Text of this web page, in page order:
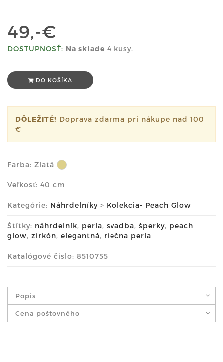
49,-€
DOSTUPNOSŤ: Na sklade 4 kusy.
DO KOŠÍKA
DÔLEŽITÉ! Doprava zdarma pri nákupe nad 100
€
Farba: Zlatá
Veľkosť: 40 cm
Kategórie: Náhrdelníky > Kolekcia- Peach Glow
Štítky: náhrdelník, perla, svadba, šperky, peach
glow, zirkón, elegantná, riečna perla
Katalógové číslo: 8510755
Popis
Cena poštovného